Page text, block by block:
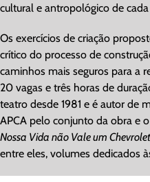
cultural e antropológico de
Os exercícios de criação
crítico do processo de
caminhos mais seguros para a
20 vagas e três horas de
teatro desde 1981 e é autor de
APCA pelo conjunto da obra e
Nossa Vida não Vale um Chevrolet
entre eles, volumes dedicados